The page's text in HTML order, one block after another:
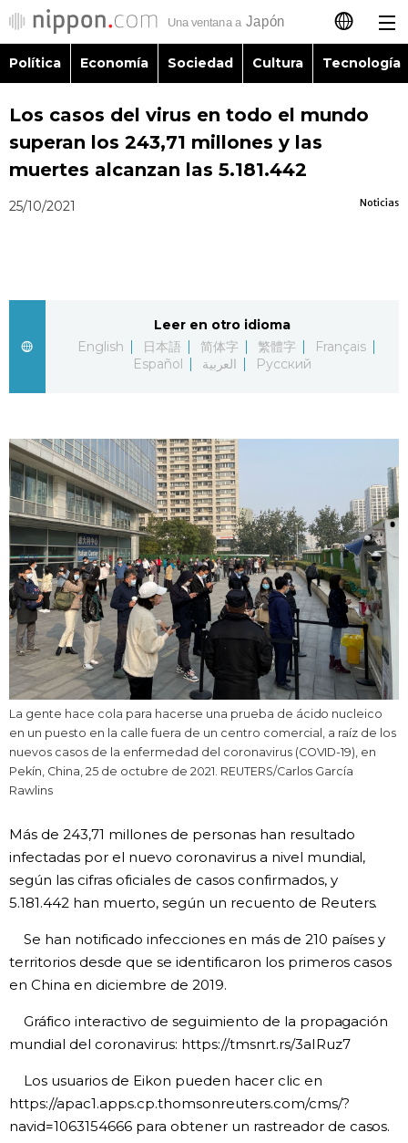
日本語
English
简体字
Русский
Política
Vida
Guía de Japón
Vídeos e imágenes
En profundidad
Más
Noticias
Datos de Japón
Fragmentos de Japón
Gente
Blog
Tokio
official SNS
Política Economía Sociedad Cultura Tecnología
Los casos del virus en todo el mundo
superan los 243,71 millones y las
muertes alcanzan las 5.181.442
Noticias
25/10/2021
Leer en otro idioma
English
日本語 简体字 繁體字
Français
Español
العربية Русский
La gente hace cola para hacerse una prueba de ácido nucleico
en un puesto en la calle fuera de un centro comercial, a raíz de los
nuevos casos de la enfermedad del coronavirus (COVID-19), en
Pekín, China, 25 de octubre de 2021. REUTERS/Carlos García
Rawlins
Más de 243,71 millones de personas han resultado
infectadas por el nuevo coronavirus a nivel mundial,
según las cifras oficiales de casos confirmados, y
5.181.442​ han muerto, según un recuento de Reuters.
Se han notificado infecciones en más de 210 países y
territorios desde que se identificaron los primeros casos
en China en diciembre de 2019.
Gráfico interactivo de seguimiento de la propagación
mundial del coronavirus: https://tmsnrt.rs/3aIRuz7
Los usuarios de Eikon pueden hacer clic en
https://apac1.apps.cp.thomsonreuters.com/cms/?
navid=1063154666 para obtener un rastreador de casos.